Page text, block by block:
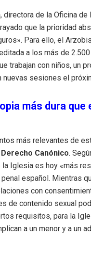
, directora de la Oficina
que la prioridad
Para ello, el
a los más de
trabajan con niños, un
nuevas sesiones el
más dura que
más relevantes de
Derecho Canónico.
Iglesia es hoy «más
español. Mientras
con
de contenido sexual
requisitos, para la
a un menor y a un